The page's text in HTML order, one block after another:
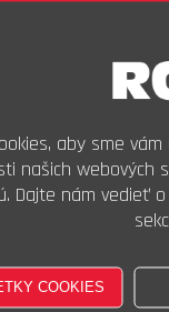
DIN 920 ISO STN
aby sme
našich webových
Dajte nám vedieť